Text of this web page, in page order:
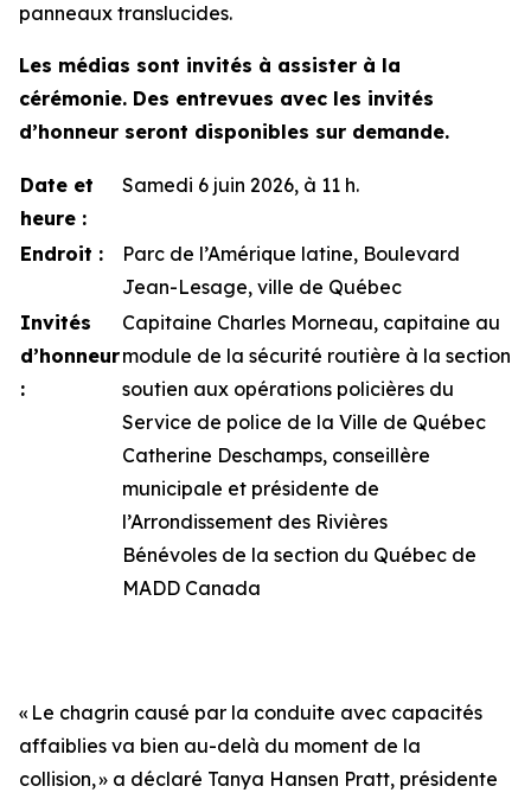
panneaux translucides.
Les médias sont invités à assister à la
cérémonie. Des entrevues avec les invités
d’honneur seront disponibles sur demande.
Date et
heure :
Samedi 6 juin 2026, à 11 h.
Endroit :
Parc de l’Amérique latine, Boulevard
Jean-Lesage, ville de Québec
Invités
d’honneur
:
Capitaine Charles Morneau, capitaine au
module de la sécurité routière à la section
soutien aux opérations policières du
Service de police de la Ville de Québec
Catherine Deschamps, conseillère
municipale et présidente de
l’Arrondissement des Rivières
Bénévoles de la section du Québec de
MADD Canada
« Le chagrin causé par la conduite avec capacités
affaiblies va bien au-delà du moment de la
collision, » a déclaré Tanya Hansen Pratt, présidente